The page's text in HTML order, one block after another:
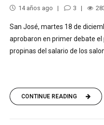
14 años ago 3
San José, martes 18 de
aprobaron en primer debate el
propinas del salario de los
CONTINUE READING